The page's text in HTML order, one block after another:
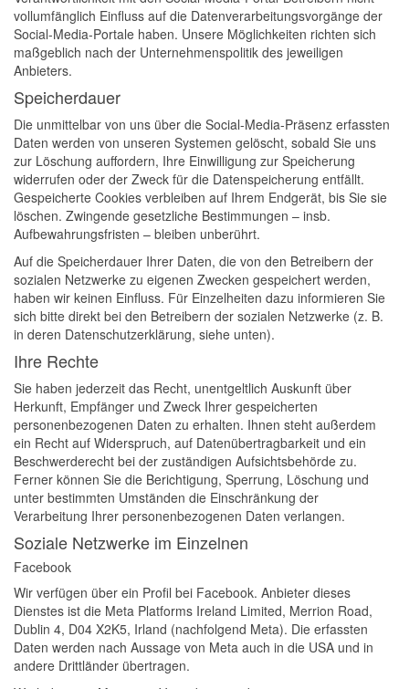
vollumfänglich Einfluss auf die Datenverarbeitungsvorgänge der
Social-Media-Portale haben. Unsere Möglichkeiten richten sich
maßgeblich nach der Unternehmenspolitik des jeweiligen
Anbieters.
Speicherdauer
Die unmittelbar von uns über die Social-Media-Präsenz erfassten
Daten werden von unseren Systemen gelöscht, sobald Sie uns
zur Löschung auffordern, Ihre Einwilligung zur Speicherung
widerrufen oder der Zweck für die Datenspeicherung entfällt.
Gespeicherte Cookies verbleiben auf Ihrem Endgerät, bis Sie sie
löschen. Zwingende gesetzliche Bestimmungen – insb.
Aufbewahrungsfristen – bleiben unberührt.
Auf die Speicherdauer Ihrer Daten, die von den Betreibern der
sozialen Netzwerke zu eigenen Zwecken gespeichert werden,
haben wir keinen Einfluss. Für Einzelheiten dazu informieren Sie
sich bitte direkt bei den Betreibern der sozialen Netzwerke (z. B.
in deren Datenschutzerklärung, siehe unten).
Ihre Rechte
Sie haben jederzeit das Recht, unentgeltlich Auskunft über
Herkunft, Empfänger und Zweck Ihrer gespeicherten
personenbezogenen Daten zu erhalten. Ihnen steht außerdem
ein Recht auf Widerspruch, auf Datenübertragbarkeit und ein
Beschwerderecht bei der zuständigen Aufsichtsbehörde zu.
Ferner können Sie die Berichtigung, Sperrung, Löschung und
unter bestimmten Umständen die Einschränkung der
Verarbeitung Ihrer personenbezogenen Daten verlangen.
Soziale Netzwerke im Einzelnen
Facebook
Wir verfügen über ein Profil bei Facebook. Anbieter dieses
Dienstes ist die Meta Platforms Ireland Limited, Merrion Road,
Dublin 4, D04 X2K5, Irland (nachfolgend Meta). Die erfassten
Daten werden nach Aussage von Meta auch in die USA und in
andere Drittländer übertragen.